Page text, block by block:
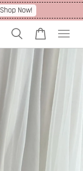
Shop Now!